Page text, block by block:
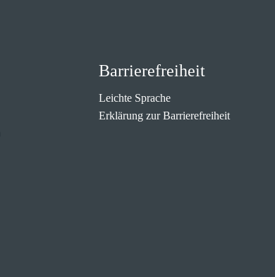
Barrierefreiheit
Leichte Sprache
Erklärung zur Barrierefreiheit